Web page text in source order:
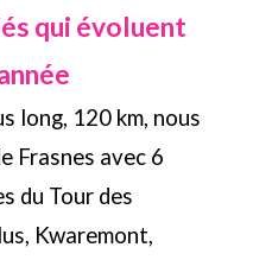
qui évoluent
long, 120 km, nous
Frasnes avec 6
du Tour des
Kwaremont,